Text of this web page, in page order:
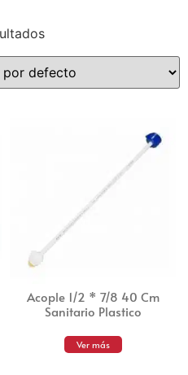
Acople 1/2 * 7/8 40 Cm
Sanitario Plastico
Ver más